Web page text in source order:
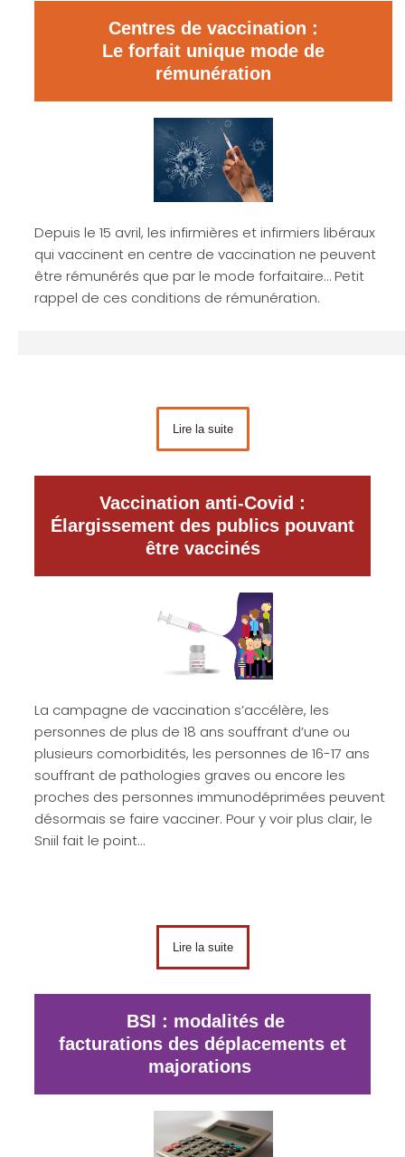
Centres de vaccination :
Le forfait unique mode de
rémunération
Depuis le 15 avril, les infirmières et infirmiers libéraux
qui vaccinent en centre de vaccination ne peuvent
être rémunérés que par le mode forfaitaire… Petit
rappel de ces conditions de rémunération.
Lire la suite
Vaccination anti-Covid :
Élargissement des publics pouvant
être vaccinés
La campagne de vaccination s’accélère, les
personnes de plus de 18 ans souffrant d’une ou
plusieurs comorbidités, les personnes de 16-17 ans
souffrant de pathologies graves ou encore les
proches des personnes immunodéprimées peuvent
désormais se faire vacciner. Pour y voir plus clair, le
Sniil fait le point…
Lire la suite
BSI : modalités de
facturations des déplacements et
majorations